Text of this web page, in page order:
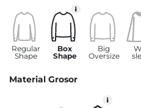
Regular
Shape
Box
Shape
Big
Oversize
Material Grosor